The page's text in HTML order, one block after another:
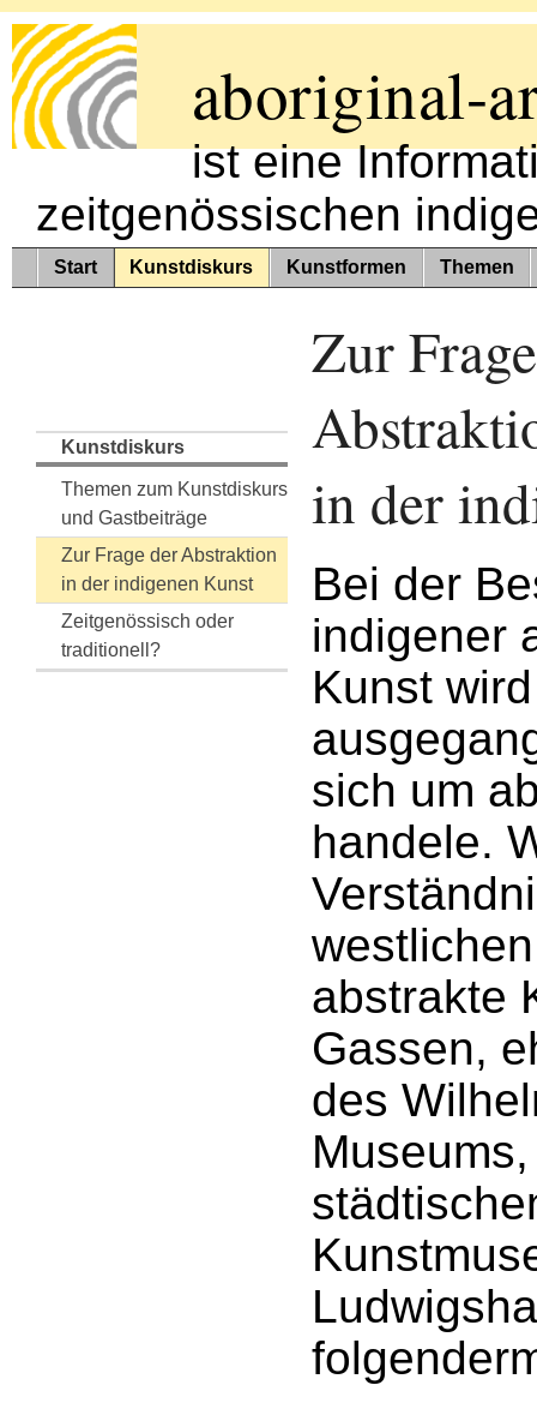
aboriginal-
ist eine
zeitgenössischen
Start Kunstdiskurs Kunstformen Themen
Kunstdiskurs
Themen zum Kunstdiskurs
und Gastbeiträge
Zur Frage der Abstraktion
in der indigenen Kunst
Zeitgenössisch oder
traditionell?
Zur
in der
Bei der
indigener
Kunst
sich um
handele.
abstrakte
Gassen,
des